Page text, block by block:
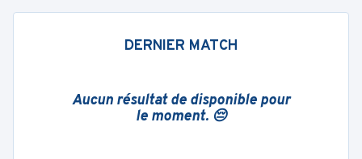
DERNIER MATCH
Aucun résultat de disponible pour
le moment. 😔